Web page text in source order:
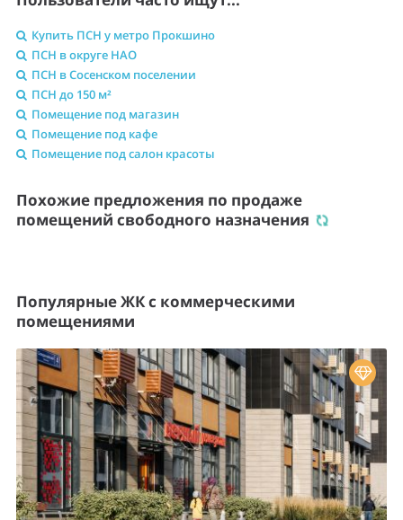
Купить ПСН у метро Прокшино
ПСН в округе НАО
ПСН в Сосенском поселении
ПСН до 150 м²
Помещение под магазин
Помещение под кафе
Помещение под салон красоты
Похожие предложения по продаже
помещений свободного назначения
Популярные ЖК с коммерческими
помещениями